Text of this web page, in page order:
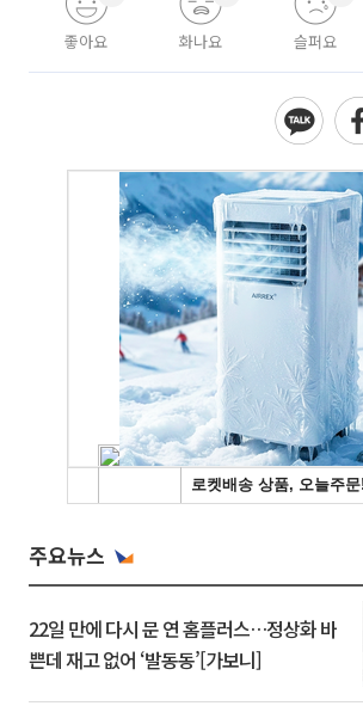
좋아요 화나요 슬퍼요
주요뉴스
22일 만에 다시 문 연 홈플러스…정상화 바
쁜데 재고 없어 ‘발동동’[가보니]